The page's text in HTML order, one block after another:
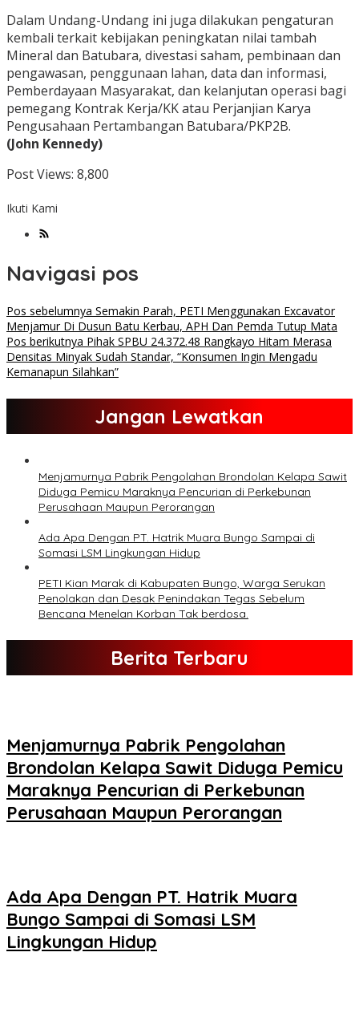
Dalam Undang-Undang ini juga dilakukan pengaturan
kembali terkait kebijakan peningkatan nilai tambah
Mineral dan Batubara, divestasi saham, pembinaan dan
pengawasan, penggunaan lahan, data dan informasi,
Pemberdayaan Masyarakat, dan kelanjutan operasi bagi
pemegang Kontrak Kerja/KK atau Perjanjian Karya
Pengusahaan Pertambangan Batubara/PKP2B.
(John Kennedy)
Post Views: 8,800
Ikuti Kami
Navigasi pos
Pos sebelumnya Semakin Parah, PETI Menggunakan Excavator
Menjamur Di Dusun Batu Kerbau, APH Dan Pemda Tutup Mata
Pos berikutnya Pihak SPBU 24.372.48 Rangkayo Hitam Merasa
Densitas Minyak Sudah Standar, “Konsumen Ingin Mengadu
Kemanapun Silahkan”
Jangan Lewatkan
Menjamurnya Pabrik Pengolahan Brondolan Kelapa Sawit
Diduga Pemicu Maraknya Pencurian di Perkebunan
Perusahaan Maupun Perorangan
Ada Apa Dengan PT. Hatrik Muara Bungo Sampai di
Somasi LSM Lingkungan Hidup
PETI Kian Marak di Kabupaten Bungo, Warga Serukan
Penolakan dan Desak Penindakan Tegas Sebelum
Bencana Menelan Korban Tak berdosa.
Berita Terbaru
Menjamurnya Pabrik Pengolahan
Brondolan Kelapa Sawit Diduga Pemicu
Maraknya Pencurian di Perkebunan
Perusahaan Maupun Perorangan
Ada Apa Dengan PT. Hatrik Muara
Bungo Sampai di Somasi LSM
Lingkungan Hidup